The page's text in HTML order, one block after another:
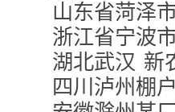
山东省菏泽
浙江省宁波
湖北武汉 新
四川泸州棚